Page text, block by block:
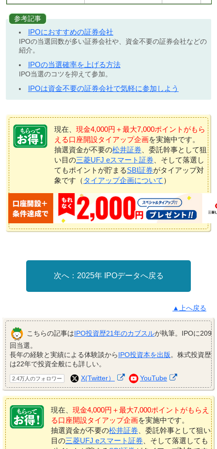
参考記事
IPOにおすすめの証券会社
IPOの当選回数が多い証券会社や、資金不要の証券会社などの
紹介。
IPOの当選確率を上げる方法
IPO当選のコツを抑えて参加。
IPOは資金不要の証券会社で気軽に参加しよう
現在、 現金4,000円＋最大7,000ポイントがもら
える口座開設タイアップ企画を実施中です。
抽選資金が不要の松井証券 、委託幹事として狙
い目の三菱UFJ eスマート証券 、そして落選し
てもポイントが貯まるSBI証券がタイアップ対
象です（ タイアップ企画について ）
2025年 IPOデータへ戻る
▲上へ戻る
こちらの記事はIPO投資歴21年のカブスルが執筆。IPOに209
回当選。
長年の経験と実績による体験談からIPO投資本を出版。株式投資歴
は22年で投資全般にも詳しい。
2.4万人のフォロワー X(Twitter） YouTube
現在、 現金4,000円＋最大7,000ポイントがもらえ
る口座開設タイアップ企画を実施中です。
抽選資金が不要の松井証券、委託幹事として狙い
目の三菱UFJ eスマート証券、そして落選しても